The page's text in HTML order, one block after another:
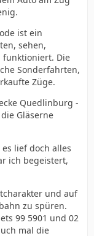
ist ein
sehen,
funktioniert. Die
Sonderfahrten,
Züge.
Quedlinburg -
Gläserne
lief doch alles
ich begeistert,
und auf
zu spüren.
99 5901 und 02
mal die